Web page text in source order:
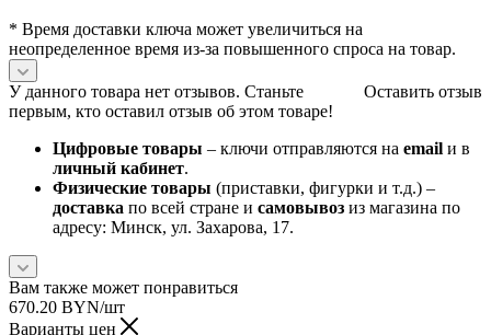
* Время доставки ключа может увеличиться на
неопределенное время из-за повышенного спроса на товар.
Оставить отзыв
У данного товара нет отзывов. Станьте
первым, кто оставил отзыв об этом товаре!
Цифровые товары – ключи отправляются на email и в
личный кабинет.
Физические товары (приставки, фигурки и т.д.) –
доставка по всей стране и самовывоз из магазина по
адресу: Минск, ул. Захарова, 17.
Вам также может понравиться
670.20 BYN/шт
Варианты цен